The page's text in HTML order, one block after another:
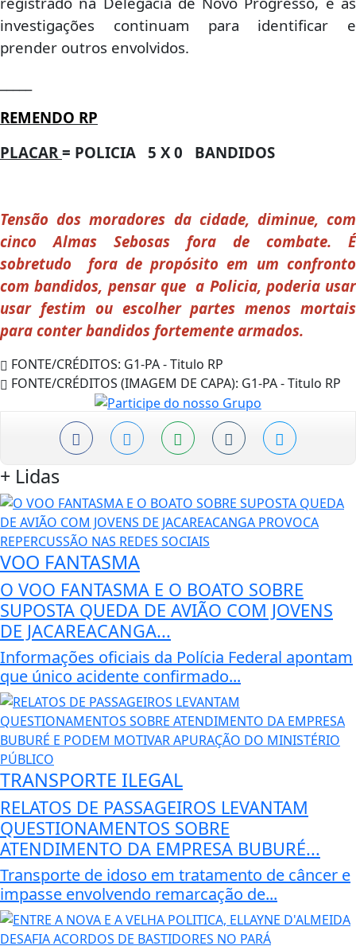
investigações continuam para identificar e
prender outros envolvidos.
REMENDO RP
PLACAR = POLICIA 5 X 0 BANDIDOS
Tensão dos moradores da cidade, diminue, com
cinco Almas Sebosas fora de combate. É
sobretudo fora de propósito em um confronto
com bandidos, pensar que a Policia, poderia usar
usar festim ou escolher partes menos mortais
para conter bandidos fortemente armados.
FONTE/CRÉDITOS: G1-PA - Titulo RP
FONTE/CRÉDITOS (IMAGEM DE CAPA): G1-PA - Titulo RP
+ Lidas
VOO FANTASMA
O VOO FANTASMA E O BOATO SOBRE
SUPOSTA QUEDA DE AVIÃO COM JOVENS
DE JACAREACANGA...
Informações oficiais da Polícia Federal apontam
que único acidente confirmado...
TRANSPORTE ILEGAL
RELATOS DE PASSAGEIROS LEVANTAM
QUESTIONAMENTOS SOBRE
ATENDIMENTO DA EMPRESA BUBURÉ...
Transporte de idoso em tratamento de câncer e
impasse envolvendo remarcação de...